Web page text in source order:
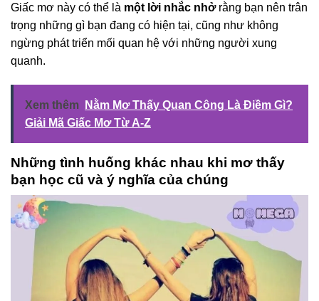
Giấc mơ này có thể là một lời nhắc nhởrằng bạn nên trân
trọng những gì bạn đang có hiện tại, cũng như không
ngừng phát triển mối quan hệ với những người xung
quanh.
Xem thêm
Nằm Mơ Thấy Quan Công Là Điềm Gì?
Giải Mã Giấc Mơ Từ A-Z
Những tình huống khác nhau khi mơ thấy
bạn học cũ và ý nghĩa của chúng